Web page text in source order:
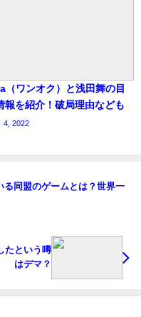
（ワンオク）と浅田舞の目
報を紹介！破局理由なども
4, 2022
る同盟のゲームとは？世界一
たという噂
はデマ？